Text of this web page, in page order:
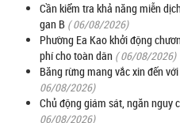
Cần kiểm tra khả năng miễn
gan B ( 06/08/2026)
Phường Ea Kao khởi động
phí cho toàn dân ( 06/08/2026)
Băng rừng mang vắc xin đến
06/08/2026)
Chủ động giám sát, ngăn nguy
06/08/2026)